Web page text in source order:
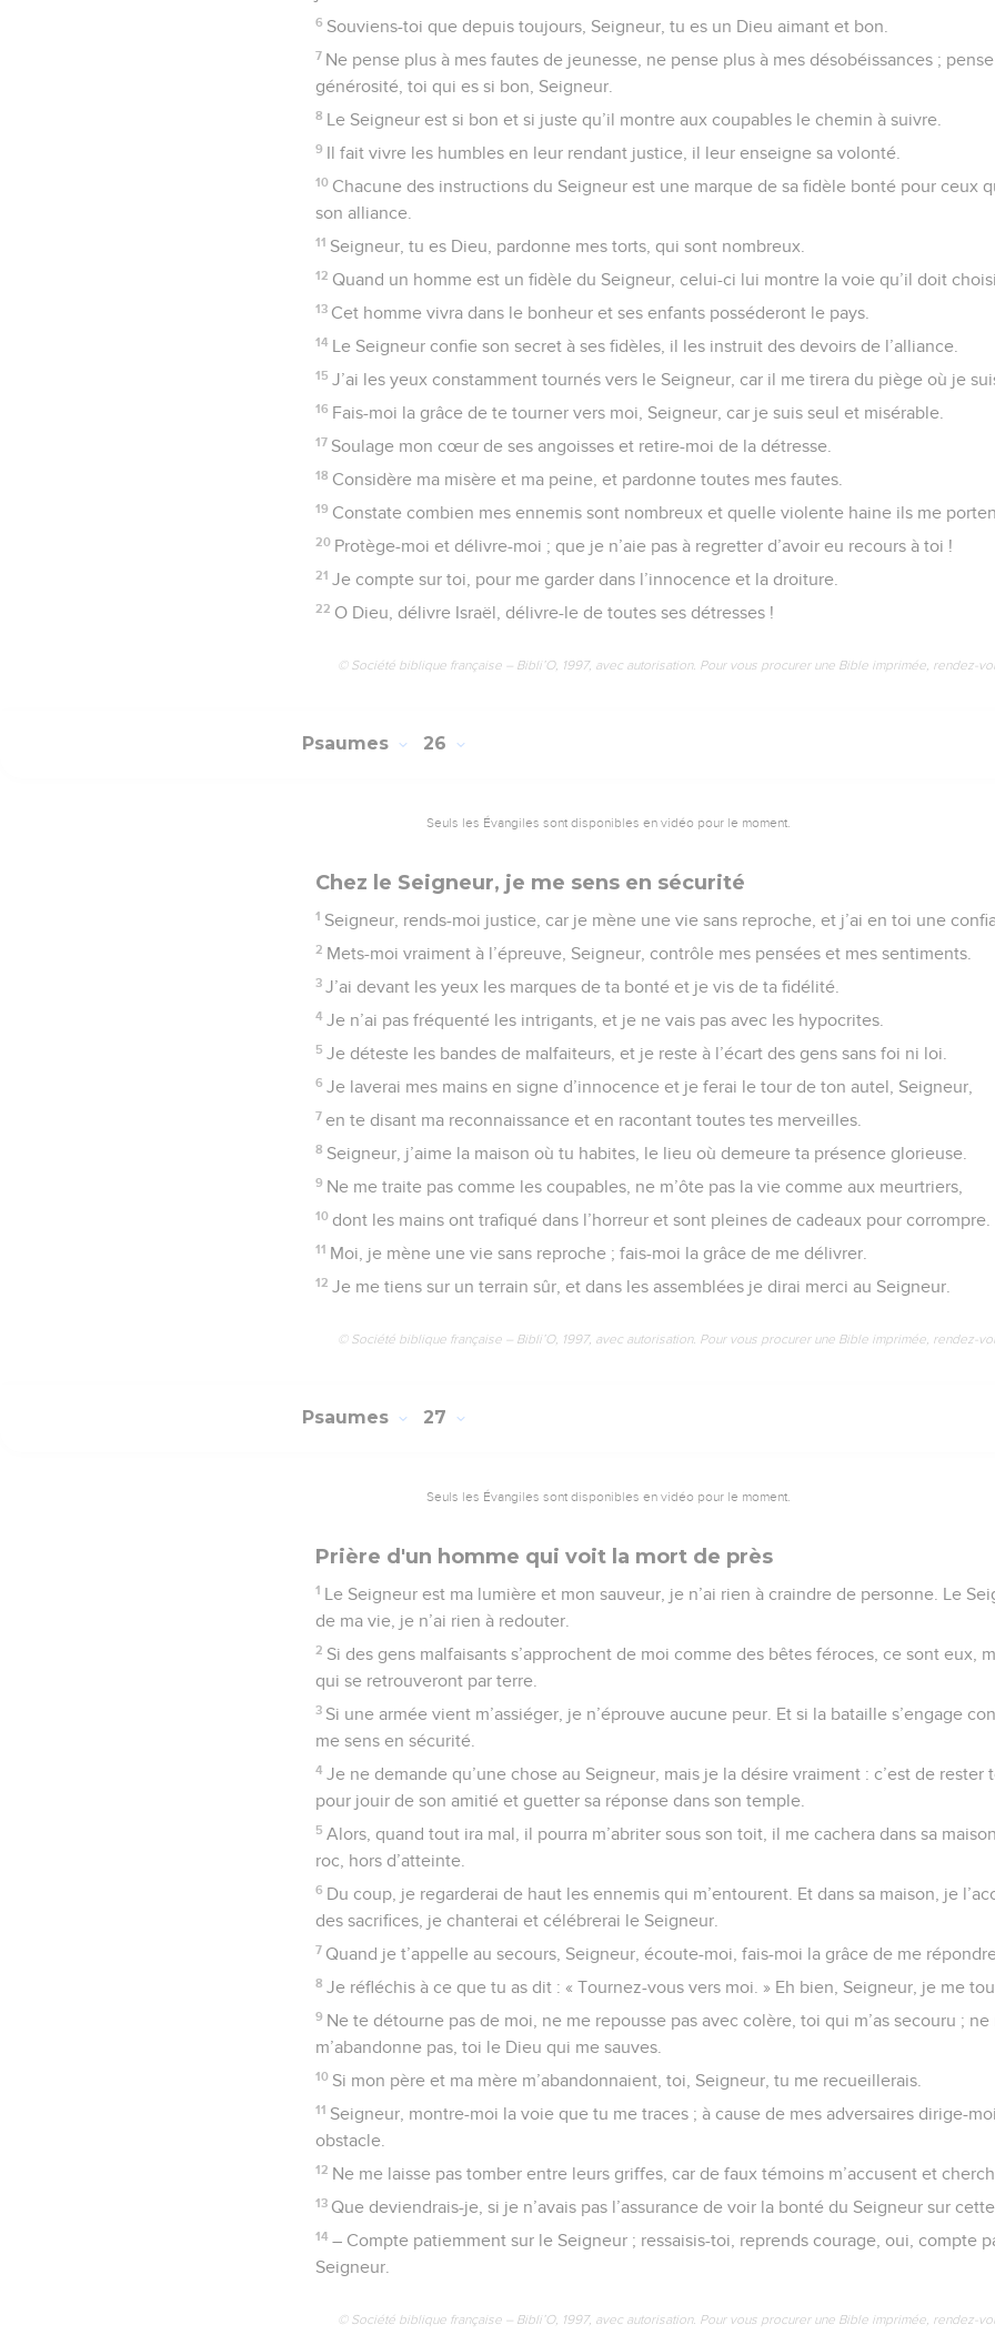
6 Souviens-toi que depuis toujours, Seigneur, tu es un Dieu aimant et bon.
7 Ne pense plus à mes fautes de jeunesse, ne pense plus à mes désobéissances ;
générosité, toi qui es si bon, Seigneur.
8 Le Seigneur est si bon et si juste qu’il montre aux coupables le chemin à suivre.
9 Il fait vivre les humbles en leur rendant justice, il leur enseigne sa volonté.
10 Chacune des instructions du Seigneur est une marque de sa fidèle bonté pour ceux
son alliance.
11 Seigneur, tu es Dieu, pardonne mes torts, qui sont nombreux.
12 Quand un homme est un fidèle du Seigneur, celui-ci lui montre la voie qu’il doit
13 Cet homme vivra dans le bonheur et ses enfants posséderont le pays.
14 Le Seigneur confie son secret à ses fidèles, il les instruit des devoirs de l’alliance.
15 J’ai les yeux constamment tournés vers le Seigneur, car il me tirera du piège où je
16 Fais-moi la grâce de te tourner vers moi, Seigneur, car je suis seul et misérable.
17 Soulage mon cœur de ses angoisses et retire-moi de la détresse.
18 Considère ma misère et ma peine, et pardonne toutes mes fautes.
19 Constate combien mes ennemis sont nombreux et quelle violente haine ils me
20 Protège-moi et délivre-moi ; que je n’aie pas à regretter d’avoir eu recours à toi !
21 Je compte sur toi, pour me garder dans l’innocence et la droiture.
22 O Dieu, délivre Israël, délivre-le de toutes ses détresses !
© Société biblique française – Bibli’O, 1997, avec autorisation. Pour vous procurer une Bible imprimée, rendez-
Psaumes 26
Seuls les Évangiles sont disponibles en vidéo pour le moment.
Chez le Seigneur, je me sens en sécurité
1 Seigneur, rends-moi justice, car je mène une vie sans reproche, et j’ai en toi une
2 Mets-moi vraiment à l’épreuve, Seigneur, contrôle mes pensées et mes sentiments.
3 J’ai devant les yeux les marques de ta bonté et je vis de ta fidélité.
4 Je n’ai pas fréquenté les intrigants, et je ne vais pas avec les hypocrites.
5 Je déteste les bandes de malfaiteurs, et je reste à l’écart des gens sans foi ni loi.
6 Je laverai mes mains en signe d’innocence et je ferai le tour de ton autel, Seigneur,
7 en te disant ma reconnaissance et en racontant toutes tes merveilles.
8 Seigneur, j’aime la maison où tu habites, le lieu où demeure ta présence glorieuse.
9 Ne me traite pas comme les coupables, ne m’ôte pas la vie comme aux meurtriers,
10 dont les mains ont trafiqué dans l’horreur et sont pleines de cadeaux pour corrompre.
11 Moi, je mène une vie sans reproche ; fais-moi la grâce de me délivrer.
12 Je me tiens sur un terrain sûr, et dans les assemblées je dirai merci au Seigneur.
© Société biblique française – Bibli’O, 1997, avec autorisation. Pour vous procurer une Bible imprimée, rendez-
Psaumes 27
Seuls les Évangiles sont disponibles en vidéo pour le moment.
Prière d'un homme qui voit la mort de près
1 Le Seigneur est ma lumière et mon sauveur, je n’ai rien à craindre de personne. Le
de ma vie, je n’ai rien à redouter.
2 Si des gens malfaisants s’approchent de moi comme des bêtes féroces, ce sont eux,
qui se retrouveront par terre.
3 Si une armée vient m’assiéger, je n’éprouve aucune peur. Et si la bataille s’engage
me sens en sécurité.
4 Je ne demande qu’une chose au Seigneur, mais je la désire vraiment : c’est de rester
pour jouir de son amitié et guetter sa réponse dans son temple.
5 Alors, quand tout ira mal, il pourra m’abriter sous son toit, il me cachera dans sa
roc, hors d’atteinte.
6 Du coup, je regarderai de haut les ennemis qui m’entourent. Et dans sa maison, je
des sacrifices, je chanterai et célébrerai le Seigneur.
7 Quand je t’appelle au secours, Seigneur, écoute-moi, fais-moi la grâce de me
8 Je réfléchis à ce que tu as dit : « Tournez-vous vers moi. » Eh bien, Seigneur, je me
9 Ne te détourne pas de moi, ne me repousse pas avec colère, toi qui m’as secouru ;
m’abandonne pas, toi le Dieu qui me sauves.
10 Si mon père et ma mère m’abandonnaient, toi, Seigneur, tu me recueillerais.
11 Seigneur, montre-moi la voie que tu me traces ; à cause de mes adversaires dirige-
obstacle.
12 Ne me laisse pas tomber entre leurs griffes, car de faux témoins m’accusent et
13 Que deviendrais-je, si je n’avais pas l’assurance de voir la bonté du Seigneur sur
14 – Compte patiemment sur le Seigneur ; ressaisis-toi, reprends courage, oui, compte
Seigneur.
© Société biblique française – Bibli’O, 1997, avec autorisation. Pour vous procurer une Bible imprimée, rendez-